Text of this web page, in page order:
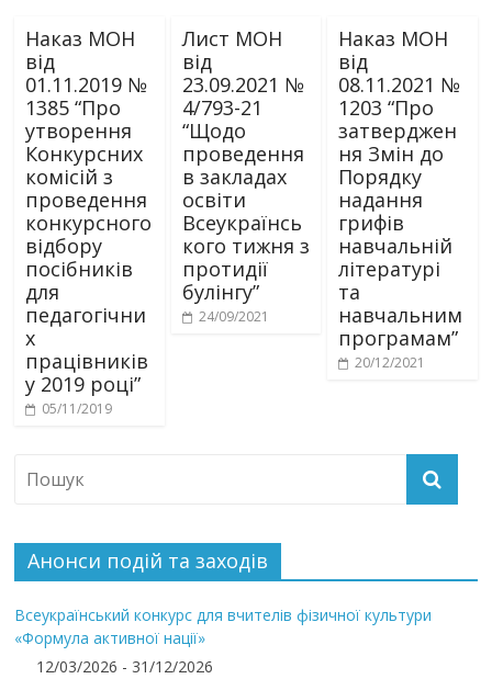
Наказ МОН
від
01.11.2019 №
1385 “Про
утворення
Конкурсних
комісій з
проведення
конкурсного
відбору
посібників
для
педагогічни
х
працівників
у 2019 році”
05/11/2019
Лист МОН
від
23.09.2021 №
4/793-21
“Щодо
проведення
в закладах
освіти
Всеукраїнсь
кого тижня з
протидії
булінгу”
24/09/2021
Наказ МОН
від
08.11.2021 №
1203 “Про
затверджен
ня Змін до
Порядку
надання
грифів
навчальній
літературі
та
навчальним
програмам”
20/12/2021
Анонси подій та заходів
Всеукраїнський конкурс для вчителів фізичної культури
«Формула активної нації»
12/03/2026 - 31/12/2026